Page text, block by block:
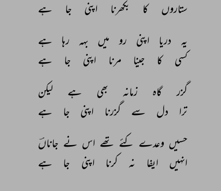
ستاروں
کا بکھرنا اپنی جا
ہے
یہ
دریا اپنی رو میں بہہ رہا
ہے
کسی
کا جینا مرنا اپنی جا
ہے
گزر
گاہ زمانہ بھی ہے
لیکن
ترا
دل سے گزرنا اپنی جا
ہے
حسیں وعدے کئے تھے اس نے جاناںؔ
انہیں
ایفا نہ کرنا اپنی جا ہے